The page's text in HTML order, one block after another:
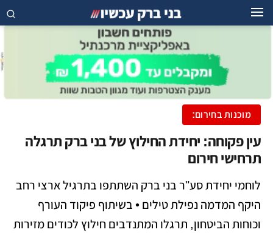
מוכנות בחירום:
עין פקוחה: יחידת החילוץ של בני ברק תרגלה
תרחישי חירום
לוחמי יחידת סע"ר בני ברק השתתפו בתרגיל ארצי רחב
היקף המדמה נפילת טילים • בשיתוף פיקוד העורף
וכוחות הביטחון, תרגלו המתנדבים חילוץ לכודים מזירות